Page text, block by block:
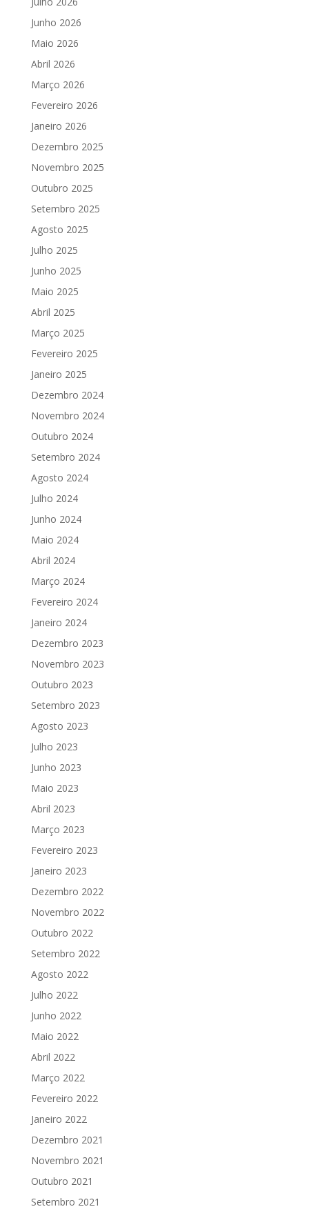
Junho 2026
Maio 2026
Abril 2026
Março 2026
Fevereiro 2026
Janeiro 2026
Dezembro 2025
Novembro 2025
Outubro 2025
Setembro 2025
Agosto 2025
Julho 2025
Junho 2025
Maio 2025
Abril 2025
Março 2025
Fevereiro 2025
Janeiro 2025
Dezembro 2024
Novembro 2024
Outubro 2024
Setembro 2024
Agosto 2024
Julho 2024
Junho 2024
Maio 2024
Abril 2024
Março 2024
Fevereiro 2024
Janeiro 2024
Dezembro 2023
Novembro 2023
Outubro 2023
Setembro 2023
Agosto 2023
Julho 2023
Junho 2023
Maio 2023
Abril 2023
Março 2023
Fevereiro 2023
Janeiro 2023
Dezembro 2022
Novembro 2022
Outubro 2022
Setembro 2022
Agosto 2022
Julho 2022
Junho 2022
Maio 2022
Abril 2022
Março 2022
Fevereiro 2022
Janeiro 2022
Dezembro 2021
Novembro 2021
Outubro 2021
Setembro 2021